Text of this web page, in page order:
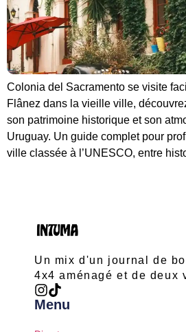
Colonia del Sacramento se visite
Flânez dans la vieille ville,
son patrimoine historique et son
Uruguay. Un guide complet pour
ville classée à l’UNESCO, entre
Un mix d'un journal de
4x4 aménagé et de deux
Menu